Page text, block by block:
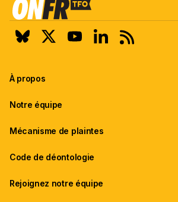
À propos
Notre équipe
Mécanisme de plaintes
Code de déontologie
Rejoignez notre équipe